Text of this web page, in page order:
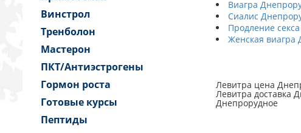
Винстрол
Тренболон
Мастерон
ПКТ/Антиэстрогены
Гормон роста
Готовые курсы
Пептиды
Виагра
Сиалис
Продление
Женская виагра
Левитра цена
Левитра доставка
Днепрорудное